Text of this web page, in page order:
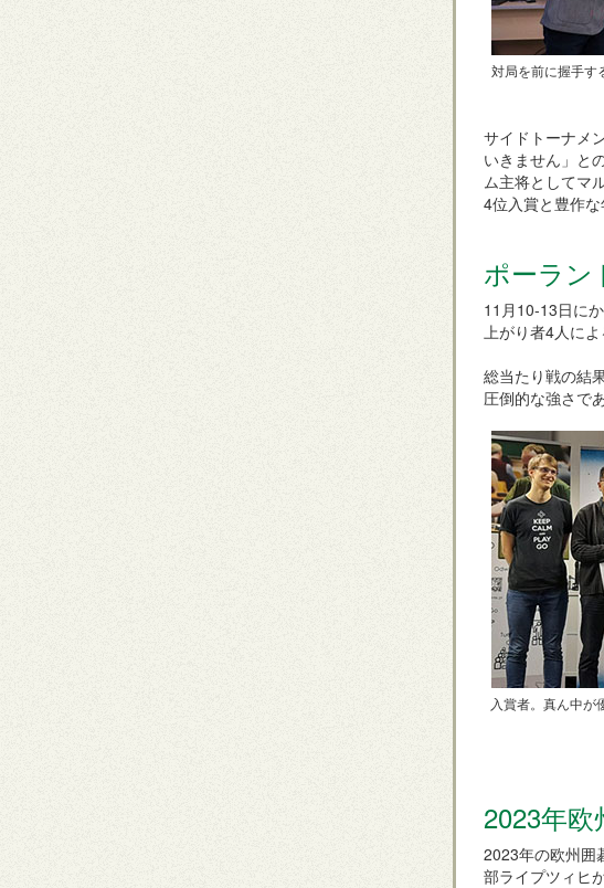
対局を前に握手す
サイドトーナメ
いきません」と
ム主将としてマ
4位入賞と豊作な
ポーラン
11月10-13日に
上がり者4人によ
総当たり戦の結
圧倒的な強さであ
入賞者。真ん中
2023年
2023年の欧州囲
部ライプツィヒ